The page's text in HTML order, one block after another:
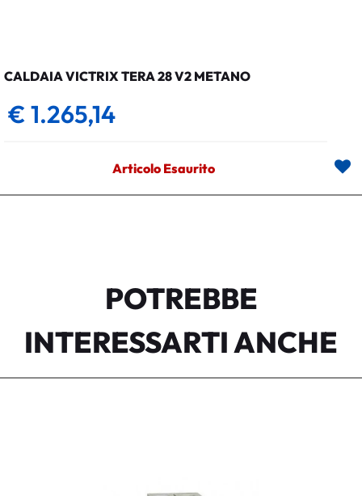
CALDAIA VICTRIX TERA 28 V2 METANO
€ 1.265,14
Articolo Esaurito
POTREBBE
INTERESSARTI ANCHE